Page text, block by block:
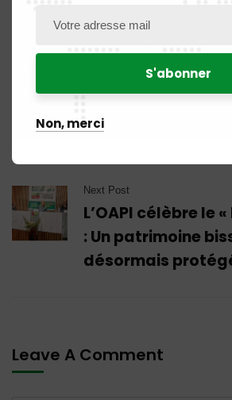
La 24ème réunion
concertation OAPI
Structures
Next Post
L’OAPI célèbre le
: Un patrimoine
désormais
Leave A Comment
Non, merci